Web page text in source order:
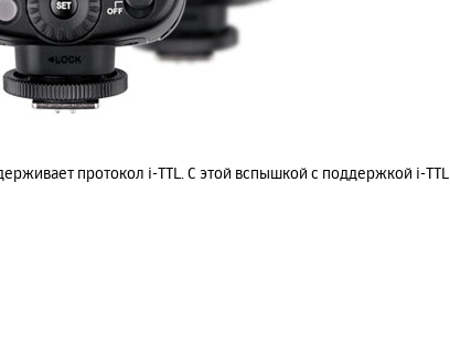
протокол i-TTL. C этой вспышкой c поддержкой i-TTL